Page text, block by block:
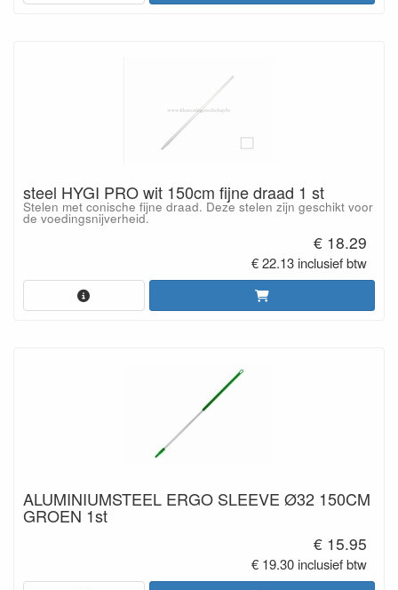
steel HYGI PRO wit 150cm fijne draad 1 st
Stelen met conische fijne draad. Deze stelen zijn geschikt voor
de voedingsnijverheid.
€ 18.29
€ 22.13 inclusief btw
ALUMINIUMSTEEL ERGO SLEEVE Ø32 150CM
GROEN 1st
€ 15.95
€ 19.30 inclusief btw